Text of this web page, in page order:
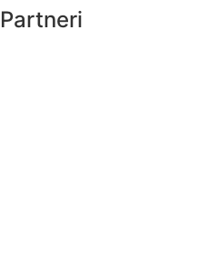
Partneri